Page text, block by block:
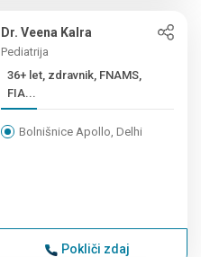
Dr. Veena Kalra
Pediatrija
36+ let, zdravnik, FNAMS,
FIA...
Bolnišnice Apollo, Delhi
Pokliči zdaj